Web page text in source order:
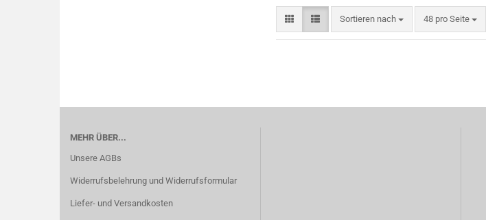
Sortieren nach
Sortieren nach 48 pro Seite
pro Seite
MEHR ÜBER...
Unsere AGBs
Widerrufsbelehrung und Widerrufsformular
Liefer- und Versandkosten